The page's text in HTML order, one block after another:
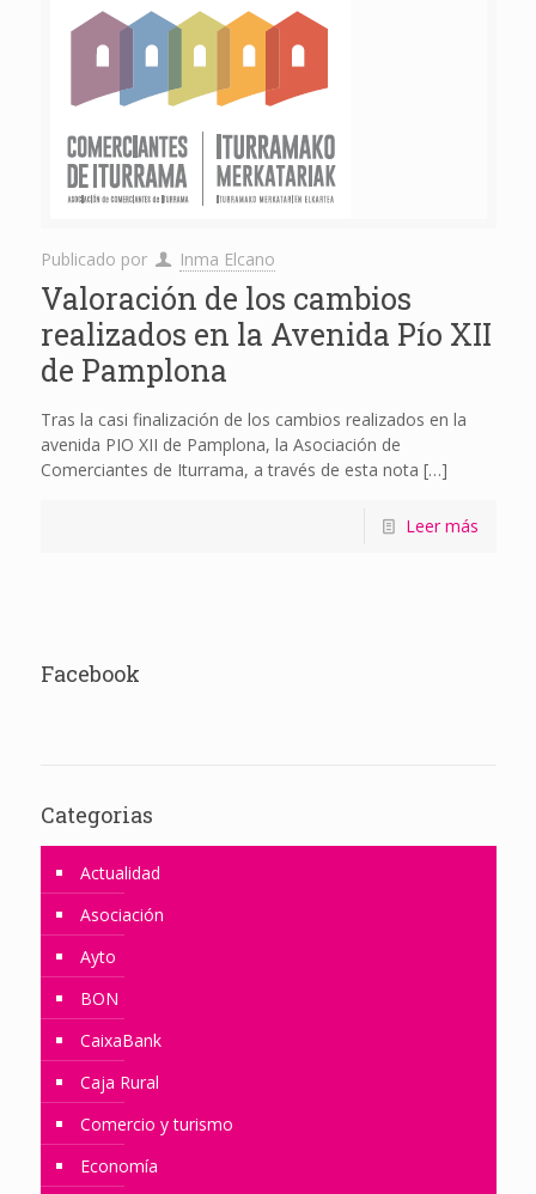
Publicado por Inma Elcano
Valoración de los cambios
realizados en la Avenida Pío XII
de Pamplona
Tras la casi finalización de los cambios realizados en la
avenida PIO XII de Pamplona, la Asociación de
Comerciantes de Iturrama, a través de esta nota […]
Leer más
Facebook
Categorias
Actualidad
Asociación
Ayto
BON
CaixaBank
Caja Rural
Comercio y turismo
Economía